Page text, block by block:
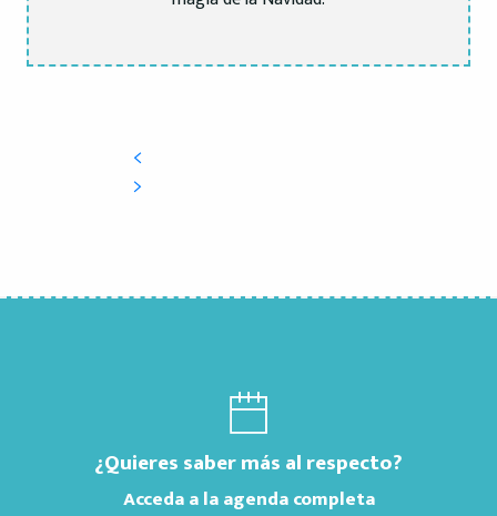
¿Quieres saber más al respecto?
Acceda a la agenda completa